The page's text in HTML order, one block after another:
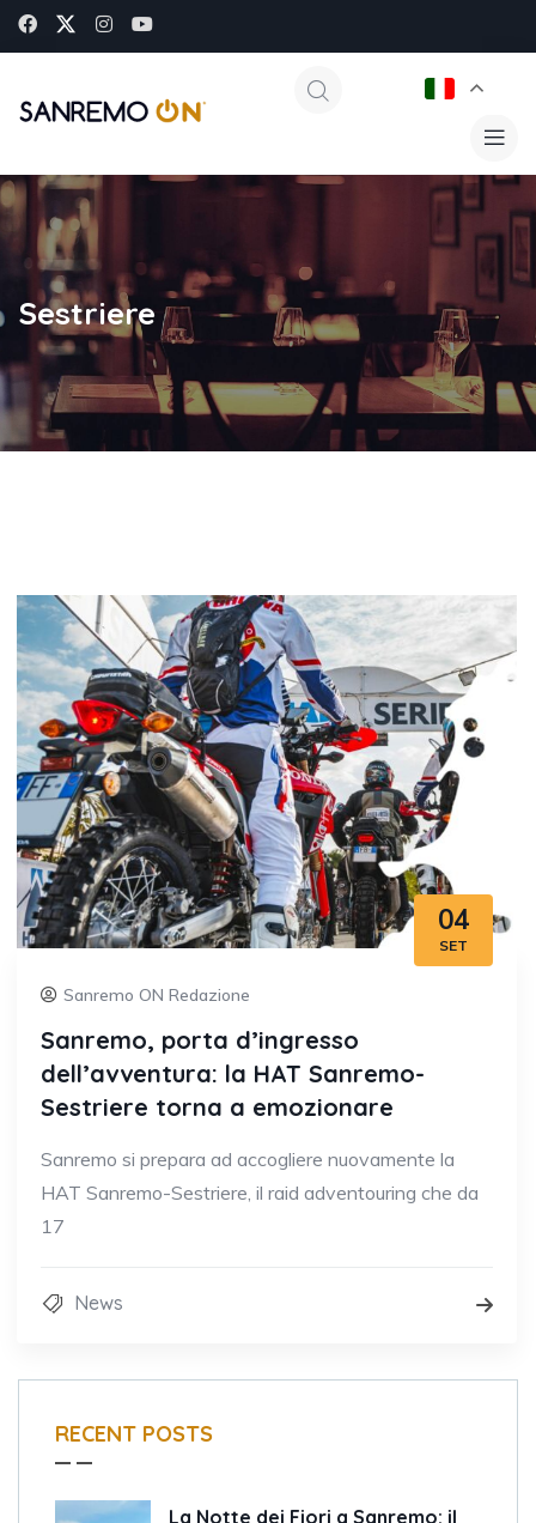
Sestriere
04
SET
Sanremo ON Redazione
Sanremo, porta d’ingresso
dell’avventura: la HAT Sanremo-
Sestriere torna a emozionare
Sanremo si prepara ad accogliere nuovamente la
HAT Sanremo-Sestriere, il raid adventouring che da
17
News
RECENT POSTS
La Notte dei Fiori a Sanremo: il